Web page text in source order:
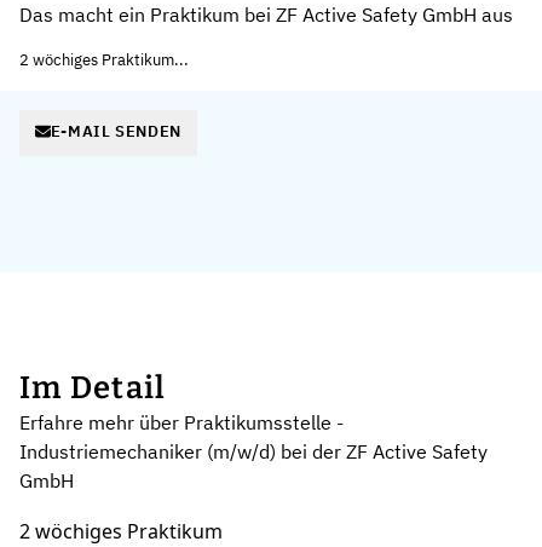
Das macht ein Praktikum bei ZF Active Safety GmbH aus
2 wöchiges Praktikum...
E-MAIL SENDEN
Im Detail
Erfahre mehr über Praktikumsstelle -
Industriemechaniker (m/w/d) bei der ZF Active Safety
GmbH
2 wöchiges Praktikum